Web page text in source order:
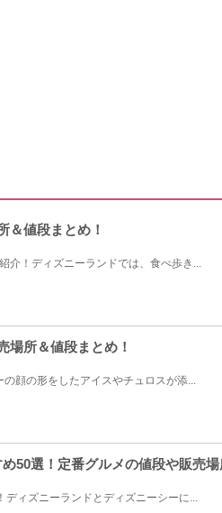
＆値段まとめ！
介！ディズニーランドでは、食べ歩き...
場所＆値段まとめ！
顔の形をしたアイスやチュロスが添...
50選！定番グルメの値段や販売場
ィズニーランドとディズニーシーに...